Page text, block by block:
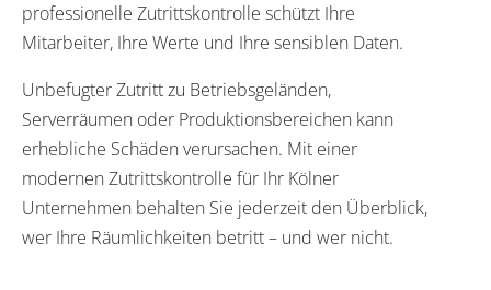
professionelle Zutrittskontrolle schützt Ihre
Mitarbeiter, Ihre Werte und Ihre sensiblen Daten.
Unbefugter Zutritt zu Betriebsgeländen,
Serverräumen oder Produktionsbereichen kann
erhebliche Schäden verursachen. Mit einer
modernen Zutrittskontrolle für Ihr Kölner
Unternehmen behalten Sie jederzeit den Überblick,
wer Ihre Räumlichkeiten betritt – und wer nicht.